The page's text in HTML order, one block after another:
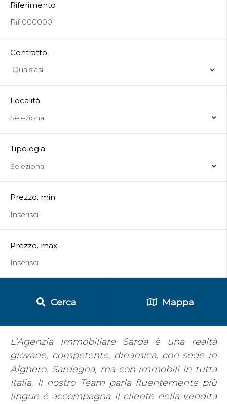
Riferimento
Contratto
Località
Seleziona
Tipologia
Seleziona
Prezzo. min
Prezzo. max
Cerca Mappa
L’Agenzia Immobiliare Sarda è una realtà
giovane, competente, dinamica, con sede in
Alghero, Sardegna, ma con immobili in tutta
Italia. Il nostro Team parla fluentemente più
lingue e accompagna il cliente nella vendita